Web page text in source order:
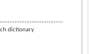
dictionary